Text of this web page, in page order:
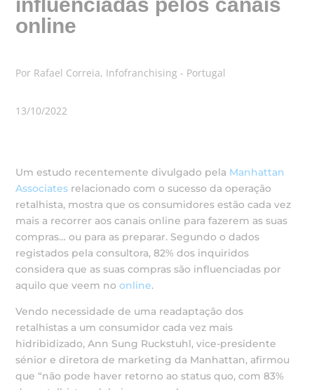
online
Por Rafael Correia, Infofranchising - Portugal
13/10/2022
Um estudo recentemente divulgado pela Manhattan
Associates relacionado com o sucesso da operação
retalhista, mostra que os consumidores estão cada vez
mais a recorrer aos canais online para fazerem as suas
compras… ou para as preparar. Segundo o dados
registados pela consultora, 82% dos inquiridos
considera que as suas compras são influenciadas por
aquilo que veem noonline.
Vendo necessidade de uma readaptação dos
retalhistas a um consumidor cada vez mais
hidribidizado, Ann Sung Ruckstuhl, vice-presidente
sénior e diretora de marketing da Manhattan, afirmou
que “não pode haver retorno ao status quo, com 83%